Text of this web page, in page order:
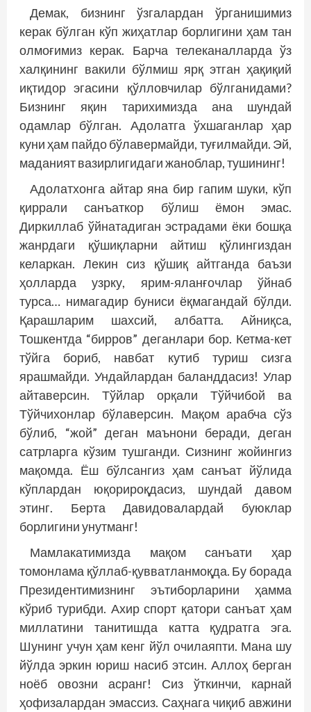
Демак, бизнинг ўзгалардан ўрганишимиз
керак бўлган кўп жиҳатлар борлигини ҳам тан
олмоғимиз керак. Барча телеканалларда ўз
халқининг вакили бўлмиш ярқ этган ҳақиқий
иқтидор эгасини қўлловчилар бўлганидами?
Бизнинг яқин тарихимизда ана шундай
одамлар бўлган. Адолатга ўхшаганлар ҳар
куни ҳам пайдо бўлавермайди, туғилмайди. Эй,
маданият вазирлигидаги жаноблар, тушининг!
Адолатхонга айтар яна бир гапим шуки, кўп
қиррали санъаткор бўлиш ёмон эмас.
Диркиллаб ўйнатадиган эстрадами ёки бошқа
жанрдаги қўшиқларни айтиш қўлингиздан
келаркан. Лекин сиз қўшиқ айтганда баъзи
ҳолларда узр­­ку, ярим-яланғочлар ўйнаб
турса… нимагадир буниси ёқмагандай бўлди.
Қарашларим шахсий, албатта. Айниқса,
Тошкентда “бирров” деганлари бор. Кетма-кет
тўйга бориб, навбат кутиб туриш сизга
ярашмайди. Ундайлардан баланддасиз! Улар
айтаверсин. Тўйлар орқали Тўйчибой ва
Тўйчихонлар бўлаверсин. Мақом арабча сўз
бўлиб, “жой” деган маънони беради, деган
сатрларга кўзим тушганди. Сизнинг жойингиз
мақомда. Ёш бўлсангиз ҳам санъат йўлида
кўплардан юқорироқдасиз, шундай давом
этинг. Берта Давидовалардай буюклар
борлигини унутманг!
Мамлакатимизда мақом санъати ҳар
томонлама қўллаб-қувватланмоқда. Бу борада
Президентимизнинг эътиборларини ҳамма
кўриб турибди. Ахир спорт қатори санъат ҳам
миллатини танитишда катта қудратга эга.
Шунинг учун ҳам кенг йўл очилаяпти. Мана шу
йўлда эркин юриш насиб этсин. Аллоҳ берган
ноёб овозни асранг! Сиз ўткинчи, карнай
ҳофизалардан эмассиз. Саҳнага чиқиб авжини